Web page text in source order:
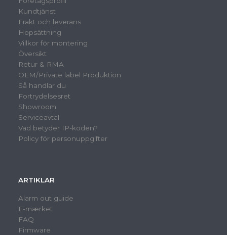
Kundtjänst
Frakt och leverans
Hopsättning
Villkor för montering
Översikt
Retur & RMA
OEM/Private label Produktion
Så handlar du
Fortrydelsesret
Showroom
Serviceavtal
Vad betyder IP-koden?
Policy för personuppgifter
ARTIKLAR
Alarm out guide
E-mærket
FAQ
Firmware